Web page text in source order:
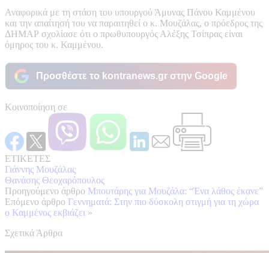
Αναφορικά με τη στάση του υπουργού Άμυνας Πάνου Καμμένου
και την απαίτησή του να παραιτηθεί ο κ. Μουζάλας, ο πρόεδρος της
ΔΗΜΑΡ σχολίασε ότι ο πρωθυπουργός Αλέξης Τσίπρας είναι
όμηρος του κ. Καμμένου.
Προσθέστε το kontranews.gr στην Google
Κοινοποίηση σε
ΕΤΙΚΕΤΕΣ
Γιάννης Μουζάλας
Θανάσης Θεοχαρόπουλος
Προηγούμενο άρθρο Μπουτάρης για Μουζάλα: “Ένα λάθος έκανε”
Επόμενο άρθρο Γεννηματά: Στην πιο δύσκολη στιγμή για τη χώρα
ο Καμμένος εκβιάζει »
Σχετικά Άρθρα